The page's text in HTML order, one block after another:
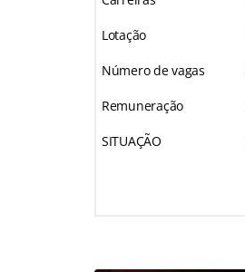
Lotação
Número de vagas
Remuneração
SITUAÇÃO